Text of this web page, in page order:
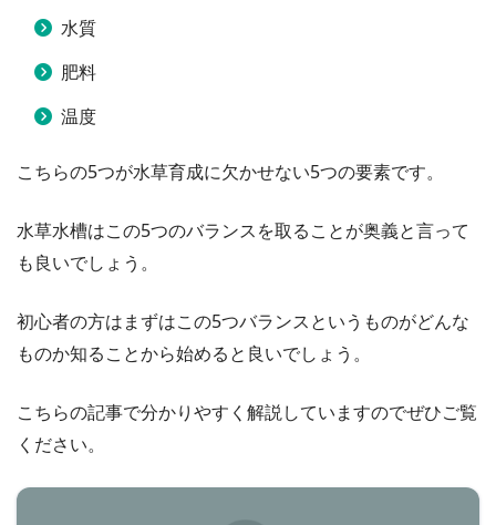
水質
肥料
温度
こちらの5つが水草育成に欠かせない5つの要素です。
水草水槽はこの5つのバランスを取ることが奥義と言って
も良いでしょう。
初心者の方はまずはこの5つバランスというものがどんな
ものか知ることから始めると良いでしょう。
こちらの記事で分かりやすく解説していますのでぜひご覧
ください。